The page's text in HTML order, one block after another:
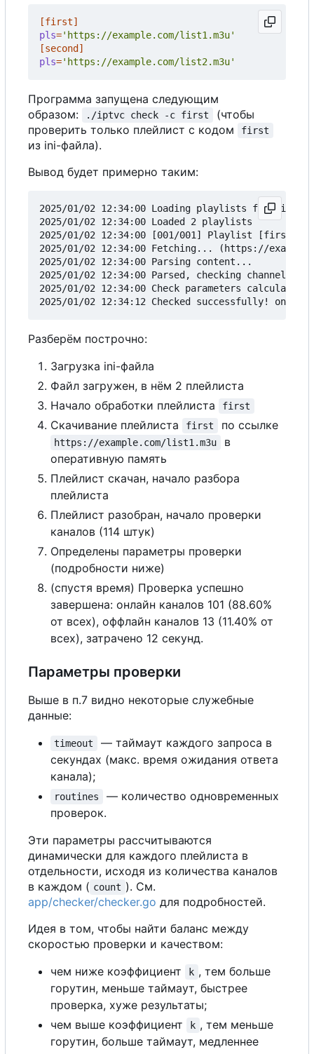
[first]
pls='https://example.com/list1.m3u'
[second]
pls='https://example.com/list2.m3u'
Программа запущена следующим
образом:
./iptvc check -c first
(чтобы
проверить только плейлист с кодом
first
из ini-файла).
Вывод будет примерно таким:
2025/01/02 12:34:00 Loading playlists from
2025/01/02 12:34:00 Loaded 2 playlists
2025/01/02 12:34:00 [001/001] Playlist [first]
2025/01/02 12:34:00 Fetching... (https://
2025/01/02 12:34:00 Parsing content...
2025/01/02 12:34:00 Parsed, checking channels
2025/01/02 12:34:00 Check parameters
Разберём построчно:
Загрузка ini-файла
Файл загружен, в нём 2 плейлиста
Начало обработки плейлиста
first
Скачивание плейлиста first по ссылке
https://example.com/list1.m3u
в
оперативную память
Плейлист скачан, начало разбора
плейлиста
Плейлист разобран, начало проверки
каналов (114 штук)
Определены параметры проверки
(подробности ниже)
(спустя время) Проверка успешно
завершена: онлайн каналов 101 (88.60%
от всех), оффлайн каналов 13 (11.40% от
всех), затрачено 12 секунд.
Параметры проверки
Выше в п.7 видно некоторые служебные
данные:
timeout
— таймаут каждого запроса в
секундах (макс. время ожидания ответа
канала);
routines
— количество одновременных
проверок.
Эти параметры рассчитываются
динамически для каждого плейлиста в
отдельности, исходя из количества каналов
в каждом ( count ). См.
app/checker/checker.go для подробностей.
Идея в том, чтобы найти баланс между
скоростью проверки и качеством:
чем ниже коэффициент
k , тем больше
горутин, меньше таймаут, быстрее
проверка, хуже результаты;
чем выше коэффициент
k , тем меньше
горутин, больше таймаут, медленнее